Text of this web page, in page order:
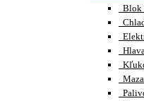
Blok